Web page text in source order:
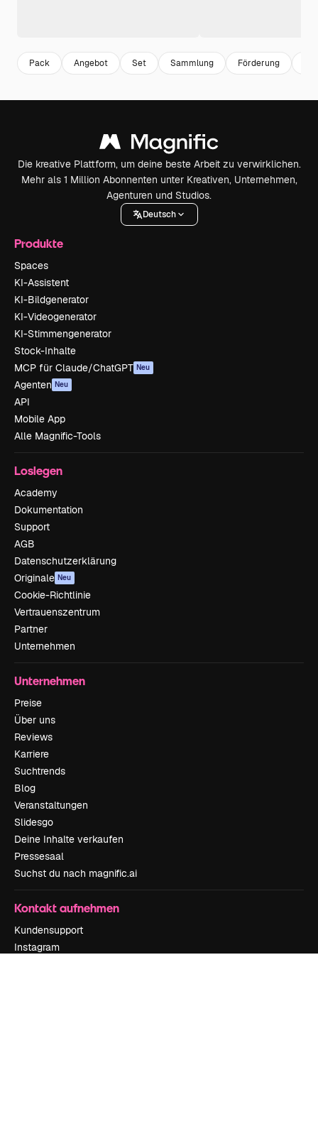
Pack Angebot Set Sammlung Förderung
Die kreative Plattform, um deine beste Arbeit zu verwirklichen.
Mehr als 1 Million Abonnenten unter Kreativen, Unternehmen,
Agenturen und Studios.
Deutsch
Produkte
Spaces
KI-Assistent
KI-Bildgenerator
KI-Videogenerator
KI-Stimmengenerator
Stock-Inhalte
MCP für Claude/ChatGPT Neu
Agenten Neu
API
Mobile App
Alle Magnific-Tools
Loslegen
Academy
Dokumentation
Support
AGB
Datenschutzerklärung
Originale Neu
Cookie-Richtlinie
Vertrauenszentrum
Partner
Unternehmen
Unternehmen
Preise
Über uns
Reviews
Karriere
Suchtrends
Blog
Veranstaltungen
Slidesgo
Deine Inhalte verkaufen
Pressesaal
Suchst du nach magnific.ai
Kontakt aufnehmen
Kundensupport
Instagram